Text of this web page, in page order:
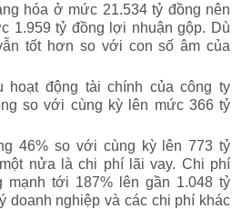
hóa ở mức 21.534 tỷ đồng nên
1.959 tỷ đồng lợi nhuận gộp. Dù
tốt hơn so với con số âm của
hoạt động tài chính của công ty
so với cùng kỳ lên mức 366 tỷ
46% so với cùng kỳ lên 773 tỷ
nửa là chi phí lãi vay. Chi phí
mạnh tới 187% lên gần 1.048 tỷ
doanh nghiệp và các chi phí khác